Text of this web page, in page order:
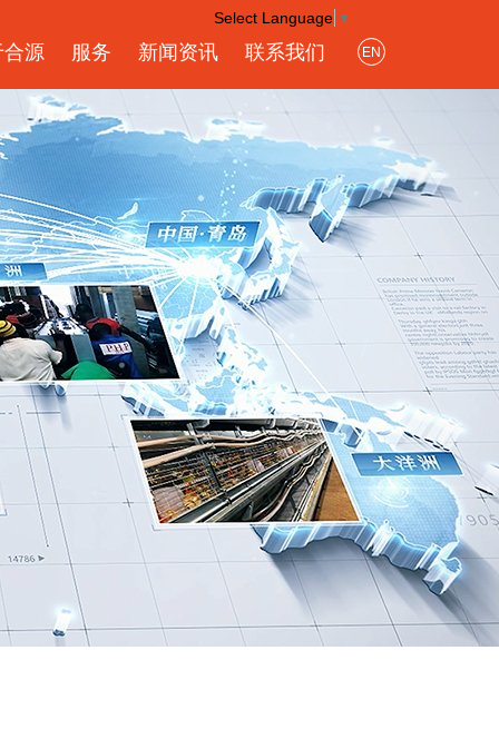
合源 服务 新闻资讯 联系我们
Select Language ▼
EN